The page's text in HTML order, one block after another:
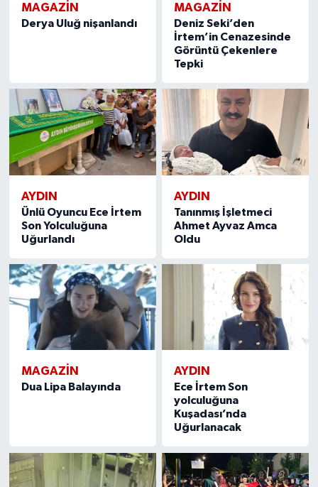
MAGAZIN
Derya Uluğ nişanlandı
MAGAZIN
Deniz Seki’den
İrtem’in Cenazesinde
Görüntü Çekenlere
Tepki
AYDIN
Ünlü Oyuncu Ece İrtem
Son Yolculuğuna
Uğurlandı
AYDIN
Tanınmış İşletmeci
Ahmet Ayvaz Amca
Oldu
MAGAZIN
Dua Lipa Balayında
AYDIN
Ece İrtem Son
yolculuğuna
Kuşadası’nda
Uğurlanacak